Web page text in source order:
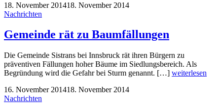
18. November 201418. November 2014
Nachrichten
Gemeinde rät zu Baumfällungen
Die Gemeinde Sistrans bei Innsbruck rät ihren Bürgern zu
präventiven Fällungen hoher Bäume im Siedlungsbereich. Als
Begründung wird die Gefahr bei Sturm genannt. […] weiterlesen
16. November 201418. November 2014
Nachrichten